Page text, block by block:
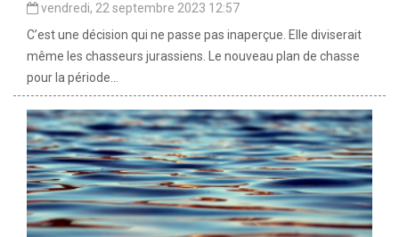
vendredi, 22 septembre 2023 12:57
C’est une décision qui ne passe pas inaperçue. Elle diviserait
même les chasseurs jurassiens. Le nouveau plan de chasse
pour la période...